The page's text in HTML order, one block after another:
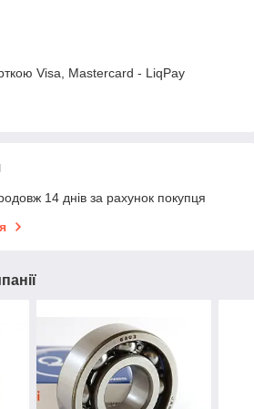
Visa, Mastercard - LiqPay
14 днів за рахунок покупця